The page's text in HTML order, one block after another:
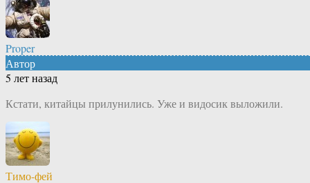
Proper
Автор
5 лет назад
Кстати, китайцы прилунились. Уже и видосик выложили.
Тимо-фей